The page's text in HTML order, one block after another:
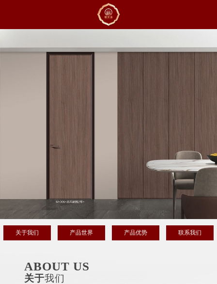
关于我们 产品世界 产品优势 联系我们
ABOUT US
关于我们